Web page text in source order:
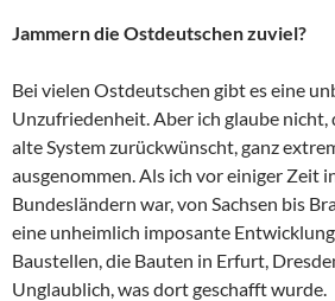
Jammern die Ostdeutschen zuviel?
Bei vielen Ostdeutschen gibt es eine
Unzufriedenheit. Aber ich glaube nicht,
alte System zurückwünscht, ganz
ausgenommen. Als ich vor einiger Zeit
Bundesländern war, von Sachsen bis
eine unheimlich imposante
Baustellen, die Bauten in Erfurt,
Unglaublich, was dort geschafft wurde.